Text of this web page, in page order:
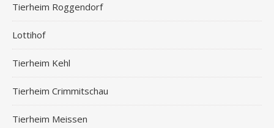
Tierheim Roggendorf
Lottihof
Tierheim Kehl
Tierheim Crimmitschau
Tierheim Meissen